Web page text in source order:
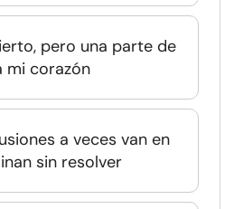
pero una parte de
mi corazón
a veces van en
sin resolver